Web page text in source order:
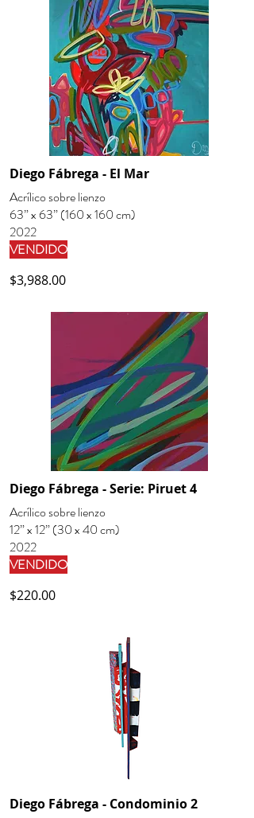
Diego Fábrega - El Mar
Acrílico sobre lienzo
63” x 63” (160 x 160 cm)
2022
VENDIDO
$3,988.00
Diego Fábrega - Serie: Piruet 4
Acrílico sobre lienzo
12” x 12” (30 x 40 cm)
2022
VENDIDO
$220.00
Diego Fábrega - Condominio 2